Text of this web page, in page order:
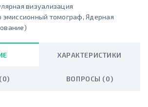
визуализация
эмиссионный томограф, Ядерная
ХАРАКТЕРИСТИКИ
ВОПРОСЫ (0)